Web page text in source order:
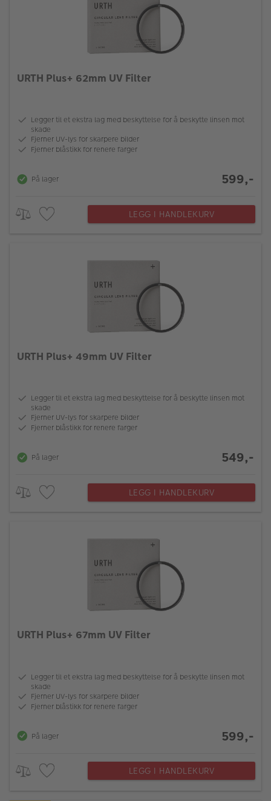
URTH Plus+ 62mm UV Filter
Legger til et ekstra lag med beskyttelse for å beskytte linsen mot
skade
Fjerner UV-lys for skarpere bilder
Fjerner blåstikk for renere farger
På lager 599,-
LEGG I HANDLEKURV
URTH Plus+ 49mm UV Filter
Legger til et ekstra lag med beskyttelse for å beskytte linsen mot
skade
Fjerner UV-lys for skarpere bilder
Fjerner blåstikk for renere farger
På lager 549,-
LEGG I HANDLEKURV
URTH Plus+ 67mm UV Filter
Legger til et ekstra lag med beskyttelse for å beskytte linsen mot
skade
Fjerner UV-lys for skarpere bilder
Fjerner blåstikk for renere farger
På lager 599,-
LEGG I HANDLEKURV